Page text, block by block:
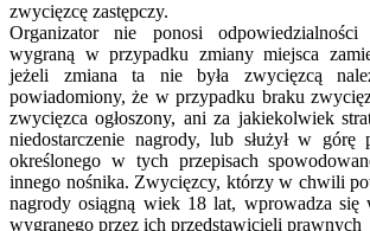
zwycięzcę zastępczy.
Organizator nie ponosi odpowiedzialności
wygraną w przypadku zmiany miejsca
jeżeli zmiana ta nie była zwycięzcą
powiadomiony, że w przypadku braku
zwycięzca ogłoszony, ani za jakiekolwiek
niedostarczenie nagrody, lub służył w górę
określonego w tych przepisach
innego nośnika. Zwycięzcy, którzy w chwili
nagrody osiągną wiek 18 lat, wprowadza się
wygranego przez ich przedstawicieli prawnych